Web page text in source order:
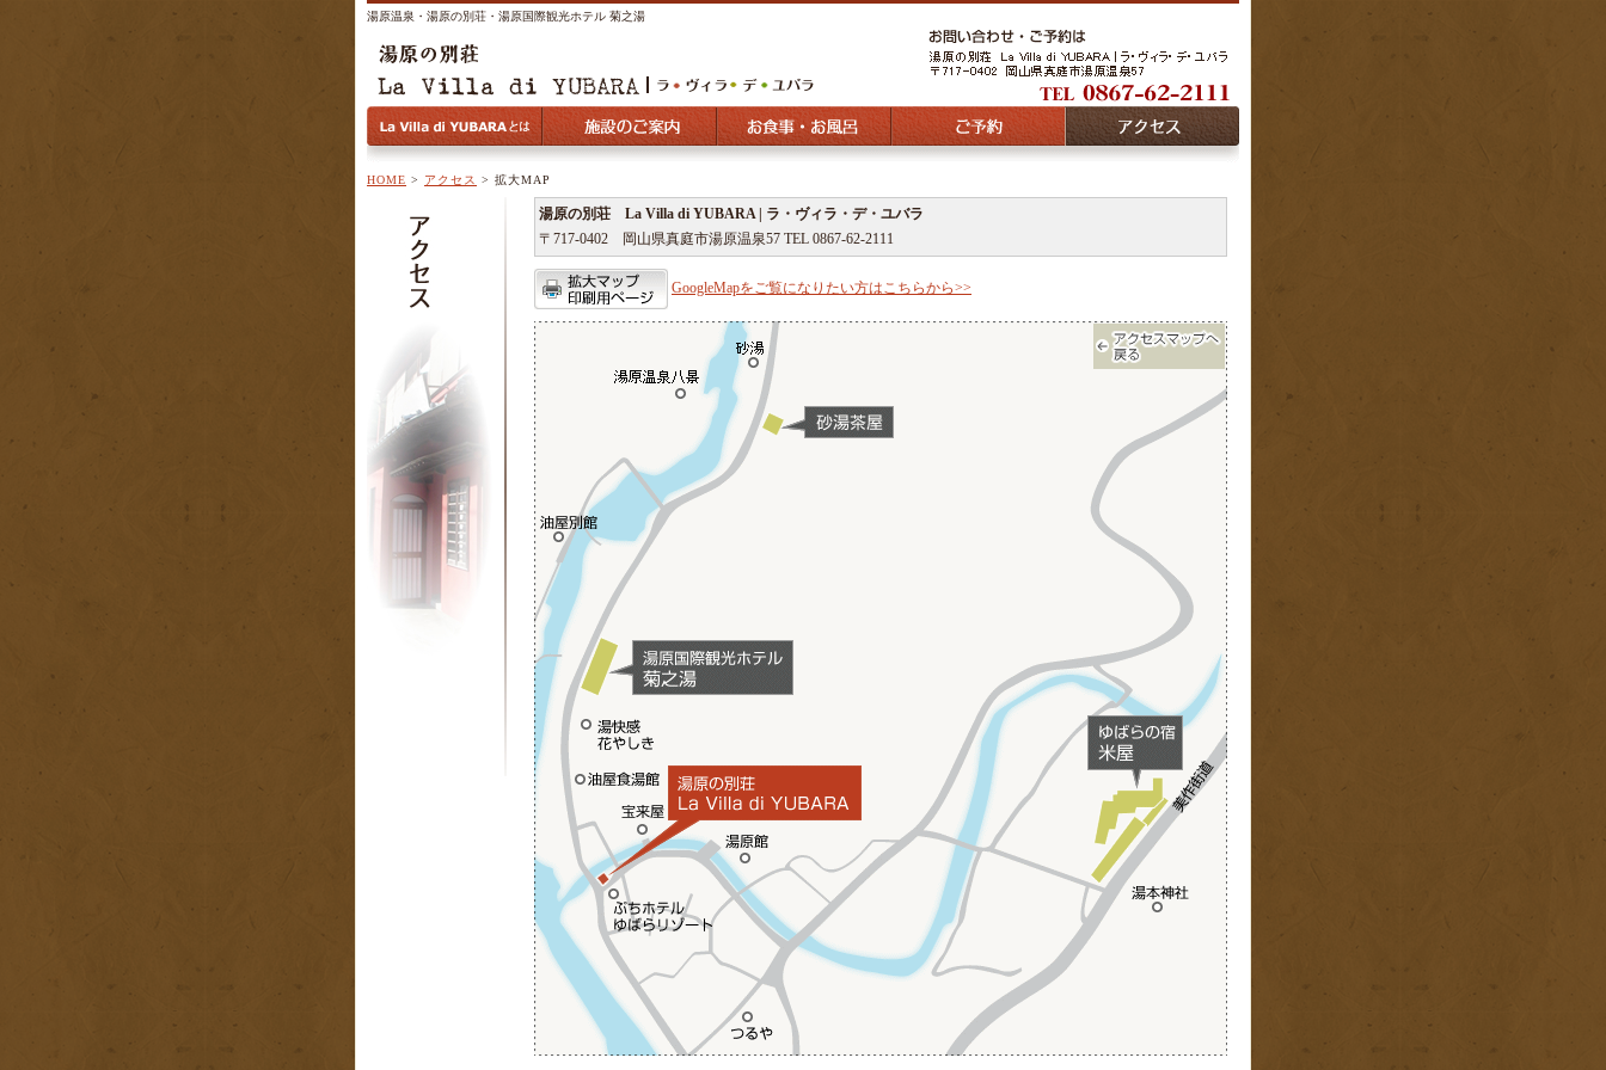
湯原温泉・湯原の別荘・湯原国際観光ホテル 菊之湯
HOME > アクセス > 拡大MAP
湯原の別荘 La Villa di YUBARA | ラ・ヴィラ・デ・ユバラ
〒717-0402 岡山県真庭市湯原温泉57 TEL 0867-62-2111
GoogleMapをご覧になりたい方はこちらから>>